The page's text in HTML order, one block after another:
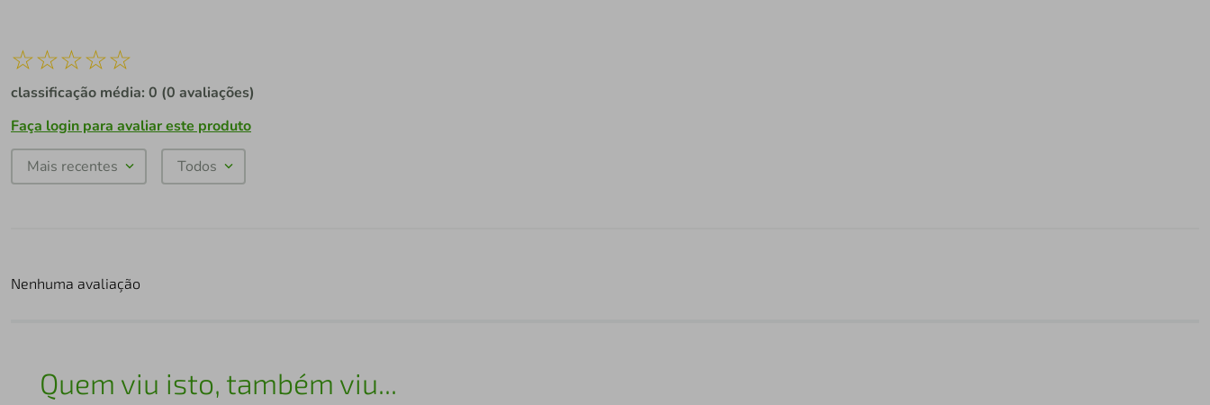
☆☆☆☆☆
classificação média: 0 (0 avaliações)
Faça login para avaliar este produto
Mais recentes Todos
Nenhuma avaliação
Quem viu isto, também viu...